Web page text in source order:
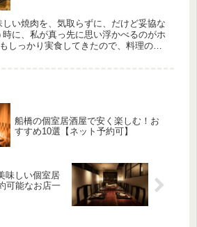
い焼肉を、気取らずに、だけど妥協な
時に、私が真っ先に思い浮かべるのがホ
しっかり実食してきたので、料理の良
船橋の個室居酒屋で安く楽しむ！お
すすめ10選【ネット予約可】
味しい個室居
可能なお店一